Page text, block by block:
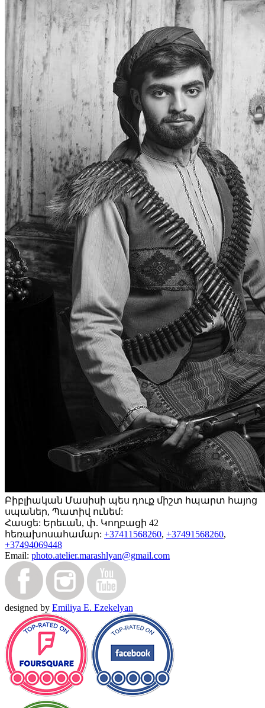
Բիբլիական Մասիսի պես դուք միշտ հպարտ հայոց
սպաներ, Պատիվ ունեմ:
Հասցե: Երեւան, փ. Կողբացի 42
հեռախոսահամար: +37411568260, +37491568260,
+37494069448
Email: photo.atelier.marashlyan@gmail.com
designed by Emiliya E. Ezekelyan